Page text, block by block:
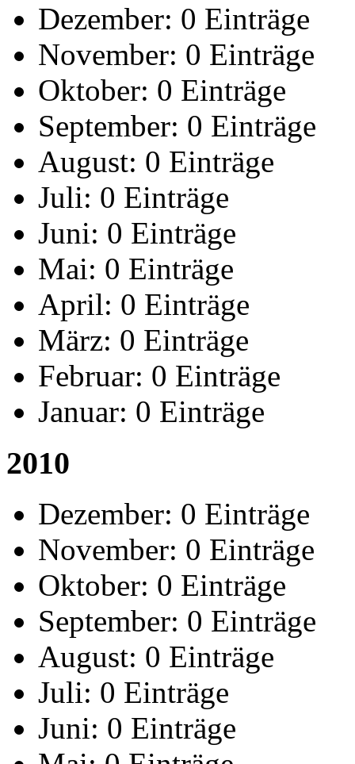
Dezember: 0 Einträge
November: 0 Einträge
Oktober: 0 Einträge
September: 0 Einträge
August: 0 Einträge
Juli: 0 Einträge
Juni: 0 Einträge
Mai: 0 Einträge
April: 0 Einträge
März: 0 Einträge
Februar: 0 Einträge
Januar: 0 Einträge
2010
Dezember: 0 Einträge
November: 0 Einträge
Oktober: 0 Einträge
September: 0 Einträge
August: 0 Einträge
Juli: 0 Einträge
Juni: 0 Einträge